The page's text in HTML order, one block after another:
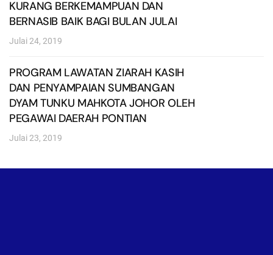
KURANG BERKEMAMPUAN DAN
BERNASIB BAIK BAGI BULAN JULAI
Julai 24, 2019
PROGRAM LAWATAN ZIARAH KASIH
DAN PENYAMPAIAN SUMBANGAN
DYAM TUNKU MAHKOTA JOHOR OLEH
PEGAWAI DAERAH PONTIAN
Julai 23, 2019